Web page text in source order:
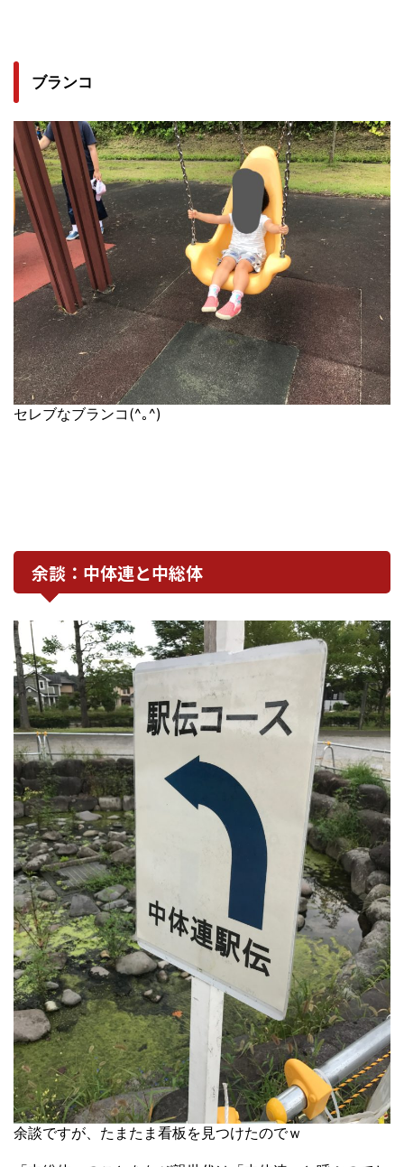
ブランコ
セレブなブランコ(^｡^)
余談：中体連と中総体
余談ですが、たまたま看板を見つけたのでｗ